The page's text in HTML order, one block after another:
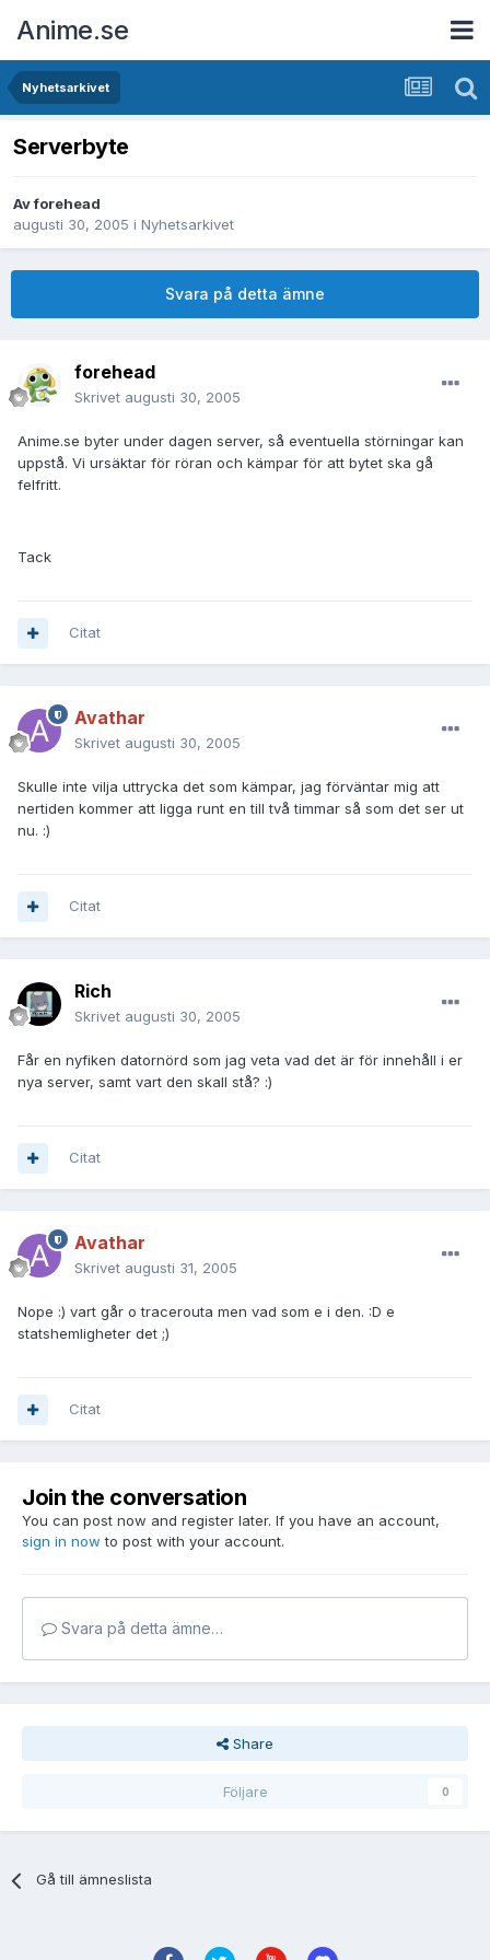
Anime.se
Nyhetsarkivet
Serverbyte
Avforehead
augusti 30, 2005 i Nyhetsarkivet
Svara på detta ämne
forehead
Skrivet augusti 30, 2005
Anime.se byter under dagen server, så eventuella störningar kan
uppstå. Vi ursäktar för röran och kämpar för att bytet ska gå
felfritt.
Tack
Citat
Avathar
Skrivet augusti 30, 2005
Skulle inte vilja uttrycka det som kämpar, jag förväntar mig att
nertiden kommer att ligga runt en till två timmar så som det ser ut
nu. :)
Citat
Rich
Skrivet augusti 30, 2005
Får en nyfiken datornörd som jag veta vad det är för innehåll i er
nya server, samt vart den skall stå? :)
Citat
Avathar
Skrivet augusti 31, 2005
Nope :) vart går o tracerouta men vad som e i den. :D e
statshemligheter det ;)
Citat
Join the conversation
You can post now and register later. If you have an account,
sign in now to post with your account.
Svara på detta ämne…
Share
Följare 0
Gå till ämneslista